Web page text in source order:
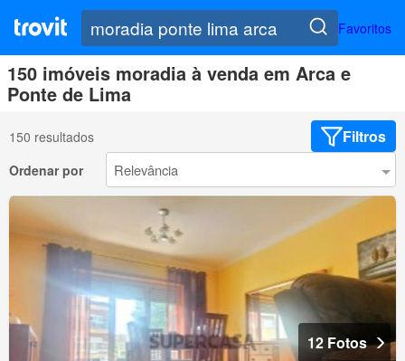
Favoritos
150 imóveis moradia à venda em Arca e
Ponte de Lima
150 resultados Filtros
Ordenar por
12 Fotos